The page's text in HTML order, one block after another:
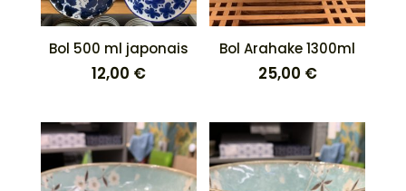
Bol 500 ml japonais
12,00 €
Bol Arahake 1300ml
25,00 €